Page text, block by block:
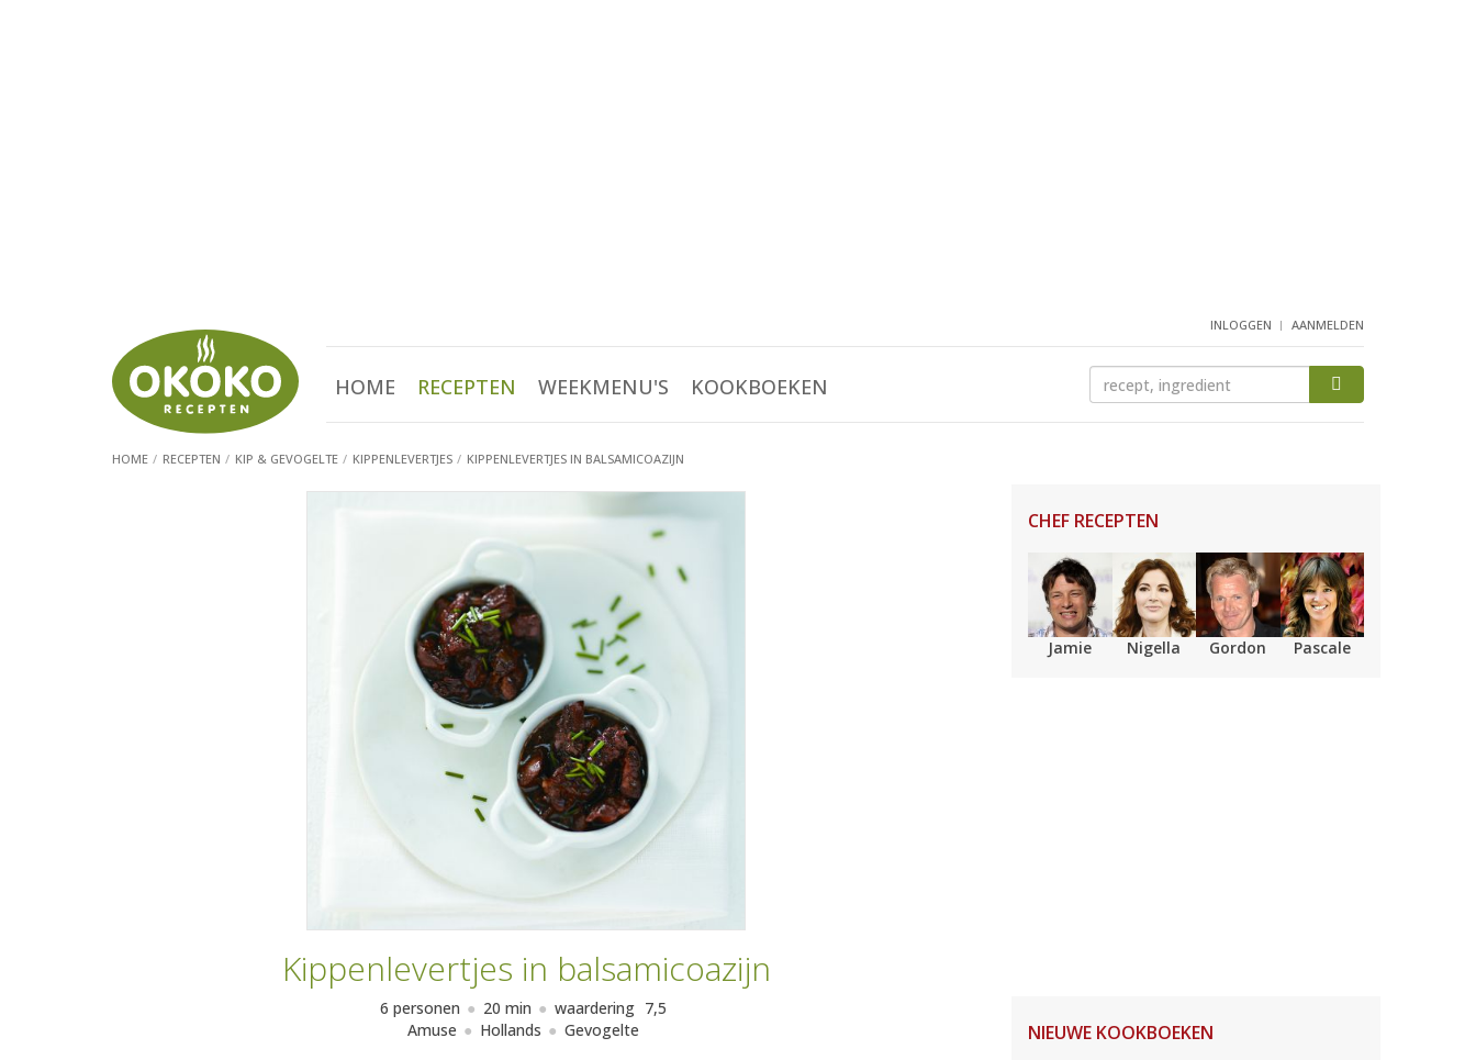
INLOGGEN AANMELDEN
HOME RECEPTEN WEEKMENU'S KOOKBOEKEN
HOME RECEPTEN KIP & GEVOGELTE KIPPENLEVERTJES KIPPENLEVERTJES IN BALSAMICOAZIJN
Kippenlevertjes in balsamicoazijn
6 personen 20 min waardering 7,5
Amuse
Hollands Gevogelte
CHEF RECEPTEN
Jamie Nigella Gordon Pascale
NIEUWE KOOKBOEKEN